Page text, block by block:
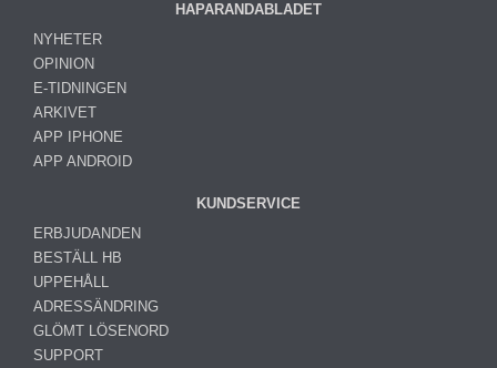
HAPARANDABLADET
NYHETER
OPINION
E-TIDNINGEN
ARKIVET
APP IPHONE
APP ANDROID
KUNDSERVICE
ERBJUDANDEN
BESTÄLL HB
UPPEHÅLL
ADRESSÄNDRING
GLÖMT LÖSENORD
SUPPORT